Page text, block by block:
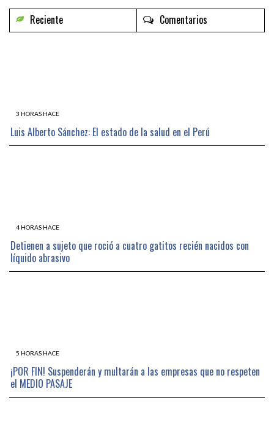
Reciente Comentarios
3 HORAS HACE
Luis Alberto Sánchez: El estado de la salud en el Perú
4 HORAS HACE
Detienen a sujeto que roció a cuatro gatitos recién nacidos con
líquido abrasivo
5 HORAS HACE
¡POR FIN! Suspenderán y multarán a las empresas que no respeten
el MEDIO PASAJE